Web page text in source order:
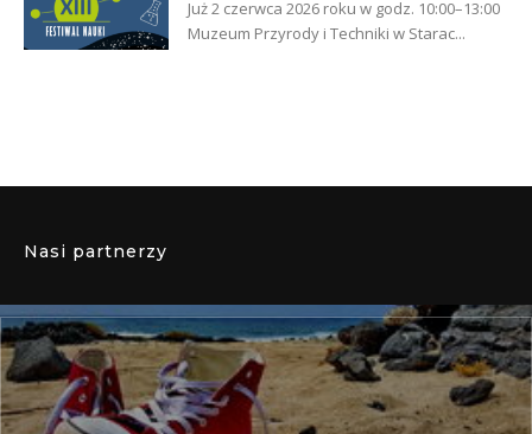
Już 2 czerwca 2026 roku w godz. 10:00–13:00
Muzeum Przyrody i Techniki w Starac...
Nasi partnerzy